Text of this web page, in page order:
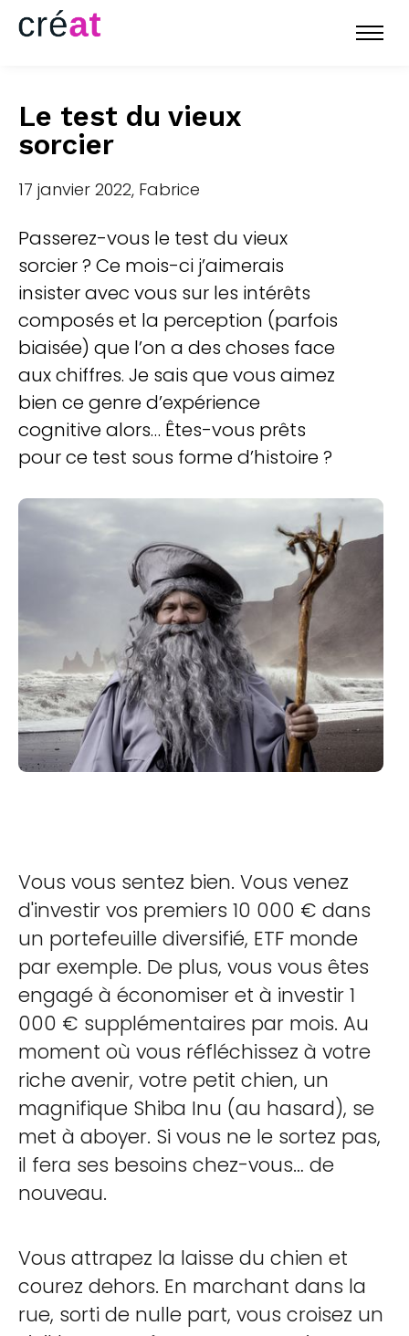
Le test du vieux
sorcier
17 janvier 2022, Fabrice
Passerez-vous le test du vieux
sorcier ? Ce mois-ci j’aimerais
insister avec vous sur les intérêts
composés et la perception (parfois
biaisée) que l’on a des choses face
aux chiffres. Je sais que vous aimez
bien ce genre d’expérience
cognitive alors… Êtes-vous prêts
pour ce test sous forme d’histoire ?
Vous vous sentez bien. Vous venez
d'investir vos premiers 10 000 € dans
un portefeuille diversifié, ETF monde
par exemple. De plus, vous vous êtes
engagé à économiser et à investir 1
000 € supplémentaires par mois. Au
moment où vous réfléchissez à votre
riche avenir, votre petit chien, un
magnifique Shiba Inu (au hasard), se
met à aboyer. Si vous ne le sortez pas,
il fera ses besoins chez-vous… de
nouveau.
Vous attrapez la laisse du chien et
courez dehors. En marchant dans la
rue, sorti de nulle part, vous croisez un